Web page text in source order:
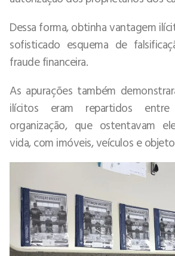
Dessa forma, obtinha vantagem
sofisticado esquema de
fraude financeira.
As apurações também
ilícitos eram repartidos
organização, que ostentavam
vida, com imóveis, veículos e